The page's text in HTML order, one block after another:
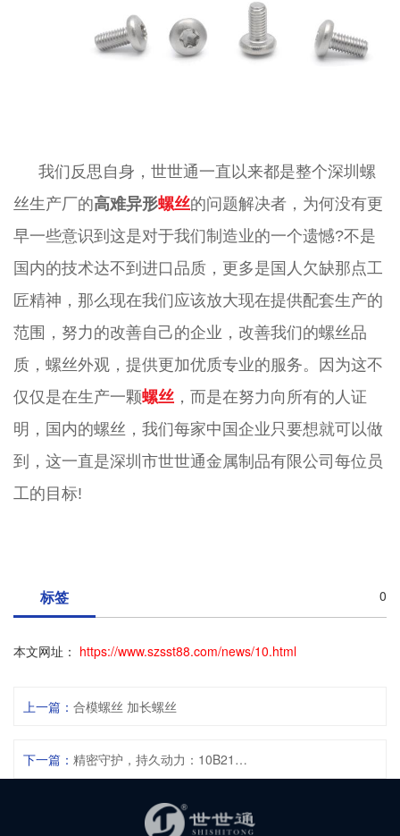
我们反思自身，世世通一直以来都是整个深圳螺
丝生产厂的高难异形螺丝的问题解决者，为何没有更
早一些意识到这是对于我们制造业的一个遗憾?不是
国内的技术达不到进口品质，更多是国人欠缺那点工
匠精神，那么现在我们应该放大现在提供配套生产的
范围，努力的改善自己的企业，改善我们的螺丝品
质，螺丝外观，提供更加优质专业的服务。因为这不
仅仅是在生产一颗螺丝 ，而是在努力向所有的人证
明，国内的螺丝，我们每家中国企业只要想就可以做
到，这一直是深圳市世世通金属制品有限公司每位员
工的目标!
标签 0
本文网址： https://www.szsst88.com/news/10.html
上一篇： 合模螺丝 加长螺丝
下一篇： 精密守护，持久动力：10B21合金钢长螺丝为新能源扫地机注入“强韧灵魂”